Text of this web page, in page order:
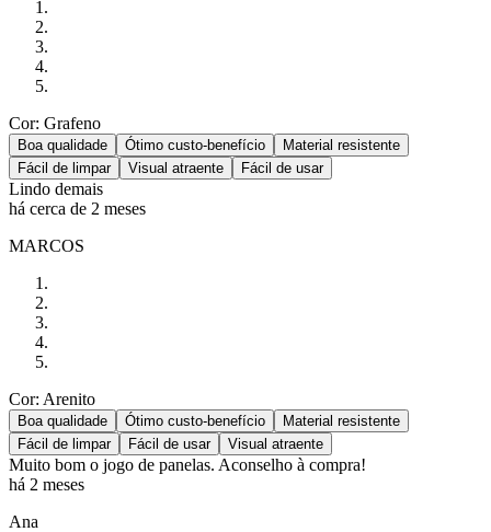
Cor: Grafeno
Boa qualidade Ótimo custo-benefício
Material resistente
Fácil de limpar
Visual atraente Fácil de usar
Lindo demais
há cerca de 2 meses
MARCOS
Cor: Arenito
Boa qualidade Ótimo custo-benefício
Material resistente
Fácil de limpar
Fácil de usar Visual atraente
Muito bom o jogo de panelas. Aconselho à compra!
há 2 meses
Ana